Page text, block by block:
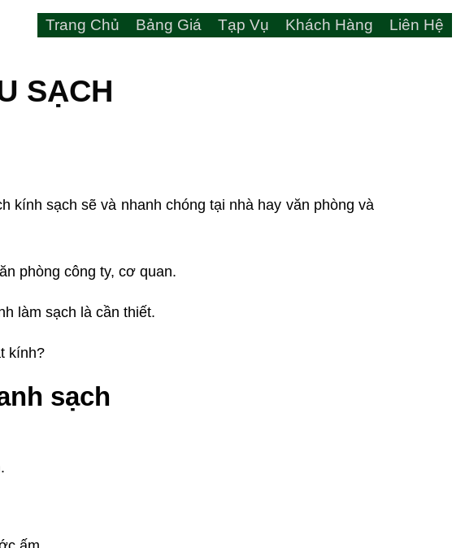
Trang Chủ Bảng Giá Tạp Vụ Khách Hàng Liên Hệ
SẠCH
kính sạch sẽ và nhanh chóng tại nhà hay văn phòng và
phòng công ty, cơ quan.
làm sạch là cần thiết.
kính?
sạch